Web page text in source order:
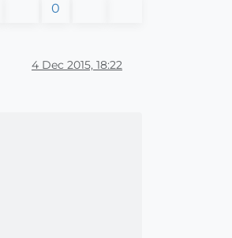
0
4 Dec 2015, 18:22